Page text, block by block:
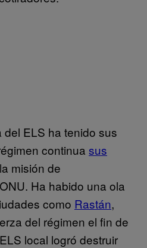
ELS ha tenido sus
continua sus
misión de
Ha habido una ola
como Rastán,
del régimen el fin de
local logró destruir